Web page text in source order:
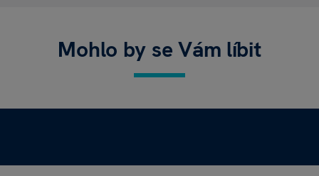
Mohlo by se Vám líbit